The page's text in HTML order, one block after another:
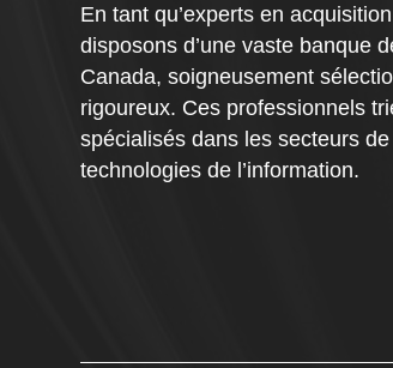
En tant qu’experts en
disposons d’une vaste banque
Canada, soigneusement
rigoureux. Ces professionnels
spécialisés dans les secteurs
technologies de l’information.